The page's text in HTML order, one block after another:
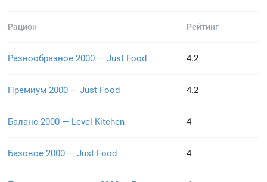
Рацион Рейтинг
Разнообразное 2000 — Just Food 4.2
Премиум 2000 — Just Food 4.2
Баланс 2000 — Level Kitchen 4
Базовое 2000 — Just Food 4